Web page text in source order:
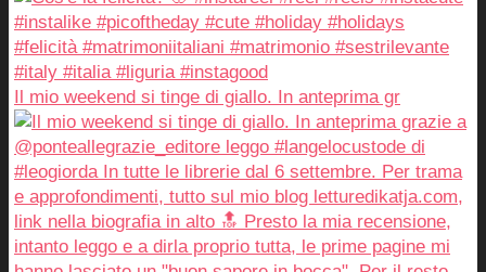
Il mio weekend si tinge di giallo. In anteprima gr